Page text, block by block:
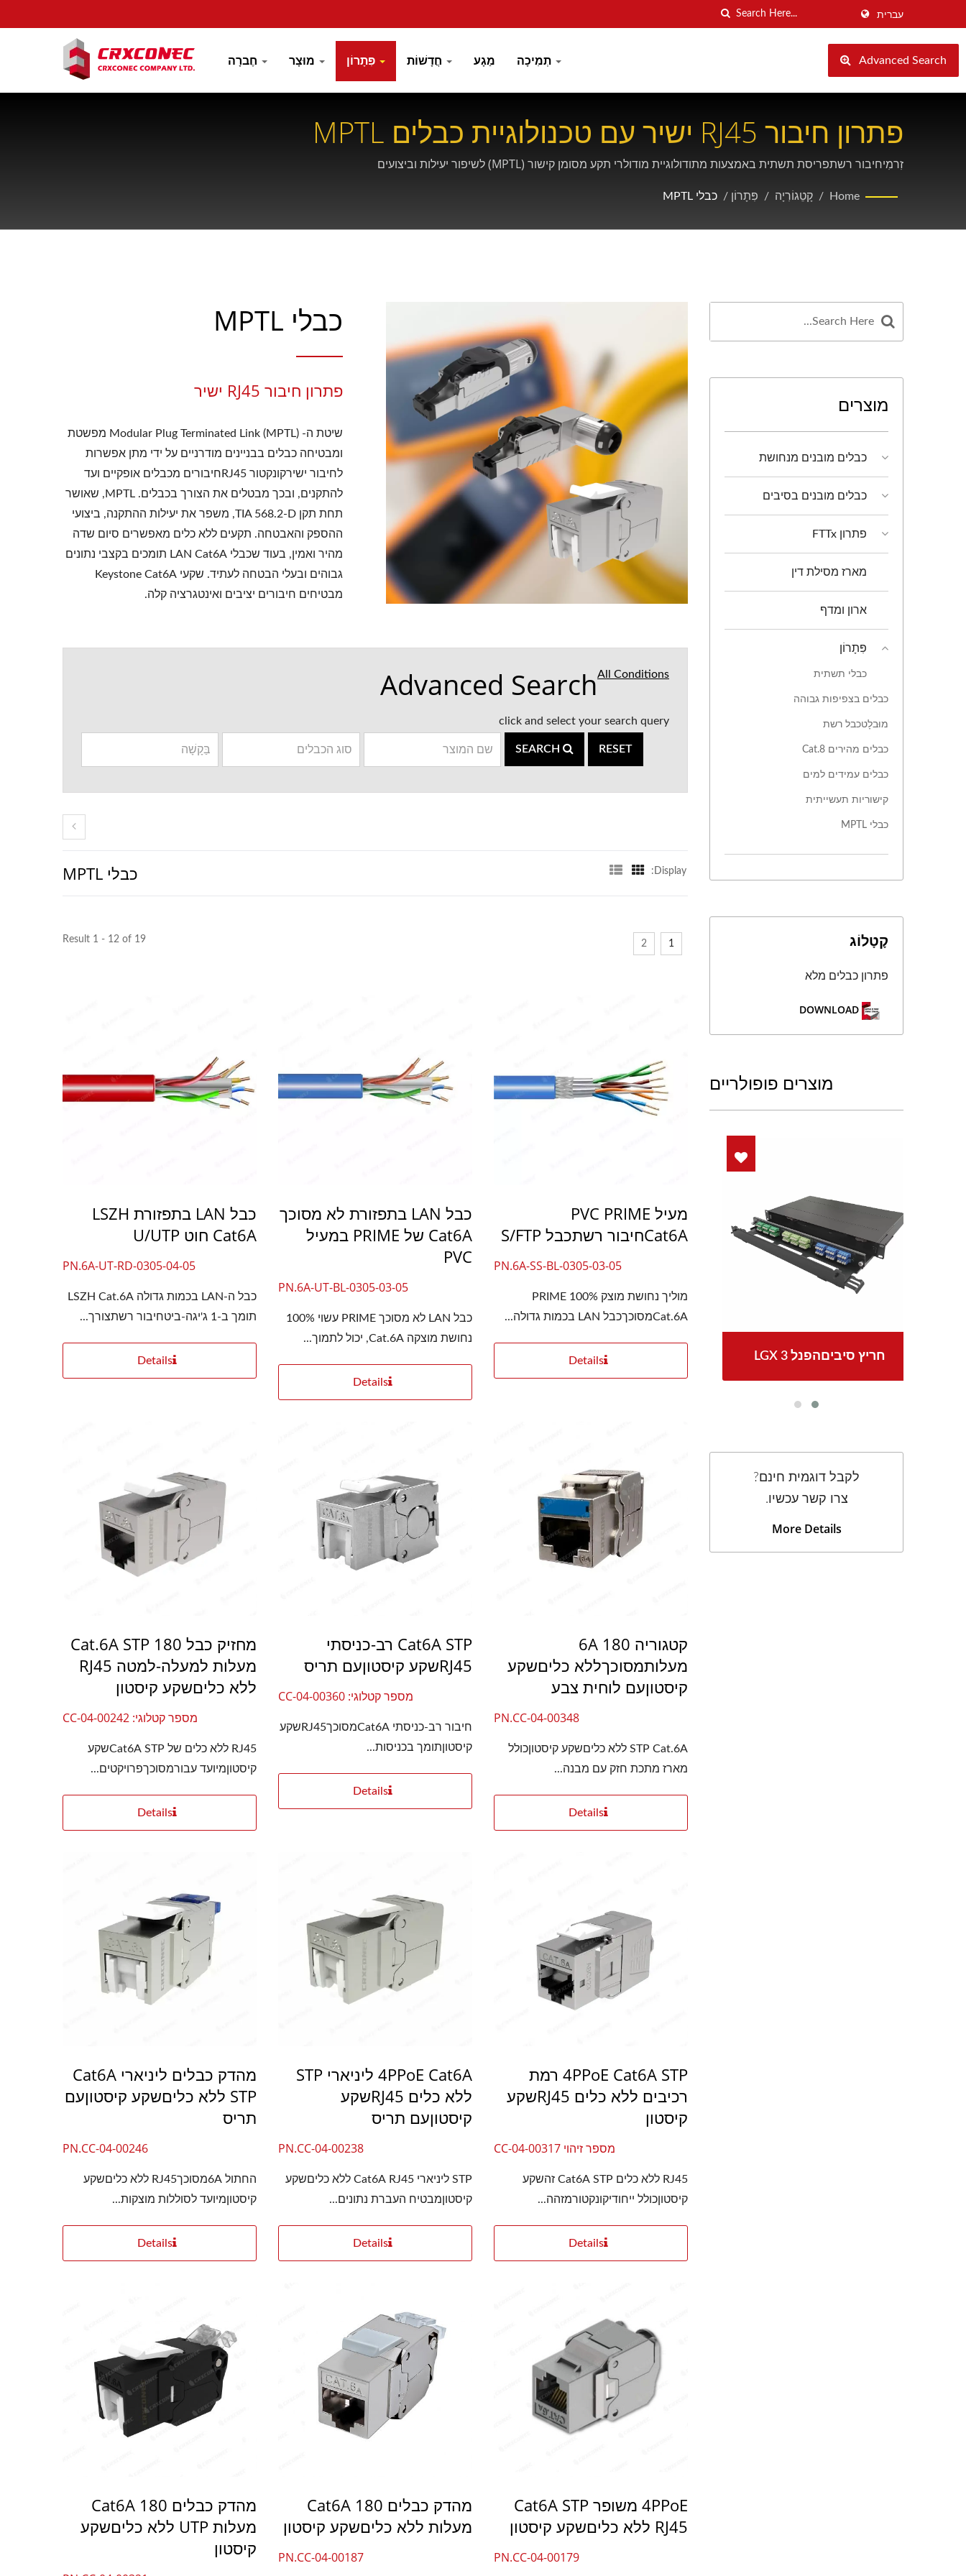
עברית
מַגָע Advanced Search
פתרון חיבור RJ45 ישיר עם טכנולוגיית כבלים MPTL
זִרמִיחיבור רשתפריסת תשתית באמצעות מתודולוגיית מודולרי תקע מסומן קישור (MPTL) לשיפור יעילות וביצועים
Home
/ קָטֵגוֹרִיָה / פִּתָרוֹן / כבלי MPTL
כבלי MPTL
פתרון חיבור RJ45 ישיר
שיטת ה- Modular Plug Terminated Link (MPTL) מפשטת
ומבטיחה כבלים בבניינים מודרניים על ידי מתן אפשרות
לחיבור ישירקונקטור RJ45חיבורים מכבלים אופקיים ועד
להתקנים, ובכך מבטלים את הצורך בכבלים. MPTL, שאושר
תחת תקן TIA 568.2-D, משפר את יעילות ההתקנה, ביצועי
ההספק והאבטחה. תקעים ללא כלים מאפשרים סיום שדה
מהיר ואמין, בעוד שכבלי LAN Cat6A תומכים בקצבי נתונים
גבוהים ובעלי הבטחה לעתיד. שקעי Keystone Cat6A
מבטיחים חיבורים יציבים ואינטגרציה קלה.
All Conditions
Advanced Search
click and select your search query
RESET
כבלי MPTL Display:
Result 1 - 12 of 19 1
2
מעיל PVC PRIME
Cat6Aחיבור רשתכבל S/FTP
PN.6A-SS-BL-0305-03-05
מוליך נחושת מוצק 100% PRIME
Cat.6Aמסוכךכבל LAN בכמות גדולה...
Details
כבל LAN בתפזורת לא מסוכך
Cat6A של PRIME במעיל
PVC
PN.6A-UT-BL-0305-03-05
כבל LAN לא מסוכך PRIME עשוי 100%
נחושת מוצקה Cat.6A, יכול לתמוך...
Details
כבל LAN בתפזורת LSZH
Cat6A חוט U/UTP
PN.6A-UT-RD-0305-04-05
כבל ה-LAN בכמות גדולה LSZH Cat.6A
תומך ב-1 ג'יגה-ביטחיבור רשתצורך...
Details
קטגוריה 6A 180
מעלותמסוכךללא כליםשקע
קיסטוןעם לוחית צבע
PN.CC-04-00348
STP Cat.6A ללא כליםשקע קיסטוןכולל
מארז מתכת חזק עם מבנה...
Details
Cat6A STP רב-כניסתי
RJ45שקע קיסטוןעם תריס
מספר קטלוגי: CC-04-00360
חיבור רב-כניסתי Cat6AמסוכךRJ45שקע
קיסטוןתומך בכניסות...
Details
מחזיק כבל Cat.6A STP 180
מעלות למעלה-למטה RJ45
ללא כליםשקע קיסטון
מספר קטלוגי: CC-04-00242
RJ45 ללא כלים של Cat6A STPשקע
קיסטוןמיועד עבורמסוכךפרויקטים...
Details
4PPoE Cat6A STP רמת
רכיבים ללא כלים RJ45שקע
קיסטון
מספר זיהוי CC-04-00317
RJ45 ללא כלים Cat6A STP זהשקע
קיסטוןכולל ייחודיקונקטורמזהה...
Details
4PPoE Cat6A ליניארי STP
ללא כלים RJ45שקע
קיסטוןעם תריס
PN.CC-04-00238
STP ליניארי Cat6A RJ45 ללא כליםשקע
קיסטוןמבטיח העברת נתונים...
Details
מהדק כבלים ליניארי Cat6A
STP ללא כליםשקע קיסטוןעם
תריס
PN.CC-04-00246
החתול 6AמסוכךRJ45 ללא כליםשקע
קיסטוןמיועד לסוללות מוצקות...
Details
4PPoE משופר Cat6A STP
RJ45 ללא כליםשקע קיסטון
PN.CC-04-00179
מהדק כבלים Cat6A 180
מעלות ללא כליםשקע קיסטון
PN.CC-04-00187
מהדק כבלים Cat6A 180
מעלות UTP ללא כליםשקע
קיסטון
מוצרים
כבלים מובנים מנחושת
כבלים מובנים בסיבים
פתרון FTTx
מארז מסילת דין
ארון ומדף
פִּתָרוֹן
כבלי תשתית
כבלים בצפיפות גבוהה
מוּבלָטכבל רשת
כבלים מהירים Cat.8
כבלים עמידים למים
קישוריות תעשייתית
כבלי MPTL
קָטָלוֹג
פתרון כבלים מלא
מוצרים פופולריים
4PPoEשקע קיסטון 4PPoEשקע קיסטון LGX 3 חריץ סיביםהפנל
לקבל דוגמית חינם?
צרו קשר עכשיו.
More Details